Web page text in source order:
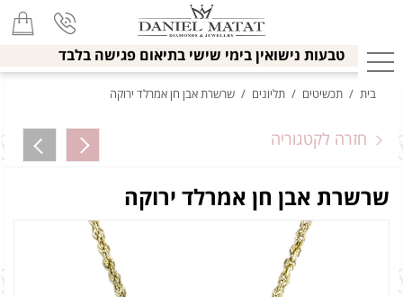
טבעות נישואין בימי שישי בתיאום פגישה בלבד
בית / תכשיטים / תליונים / שרשרת אבן חן אמרלד ירוקה
חזרה לקטגוריה
שרשרת אבן חן אמרלד ירוקה